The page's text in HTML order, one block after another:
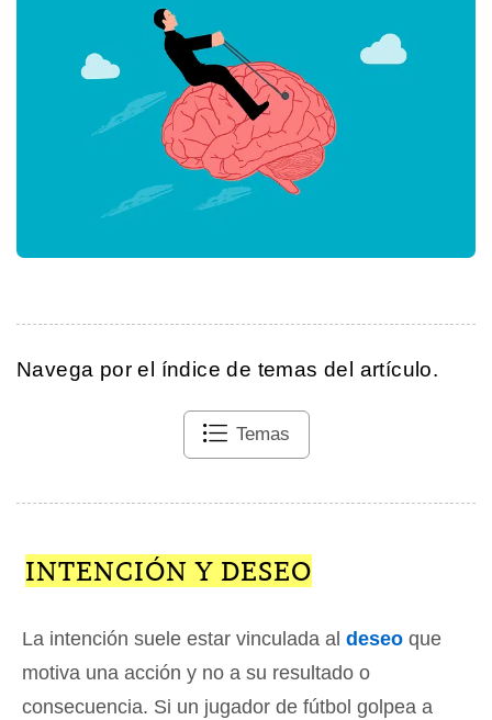
Navega por el índice de temas del artículo.
Temas
INTENCIÓN Y DESEO
La intención suele estar vinculada al deseo que
motiva una acción y no a su resultado o
consecuencia. Si un jugador de fútbol golpea a